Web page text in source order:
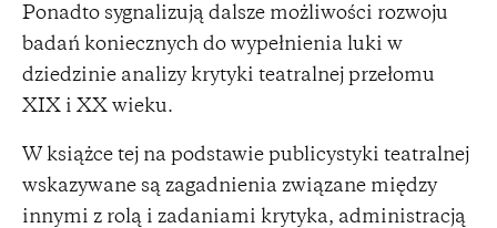
Ponadto sygnalizują dalsze możliwości rozwoju
badań koniecznych do wypełnienia luki w
dziedzinie analizy krytyki teatralnej przełomu
XIX i XX wieku.
W książce tej na podstawie publicystyki teatralnej
wskazywane są zagadnienia związane między
innymi z rolą i zadaniami krytyka, administracją